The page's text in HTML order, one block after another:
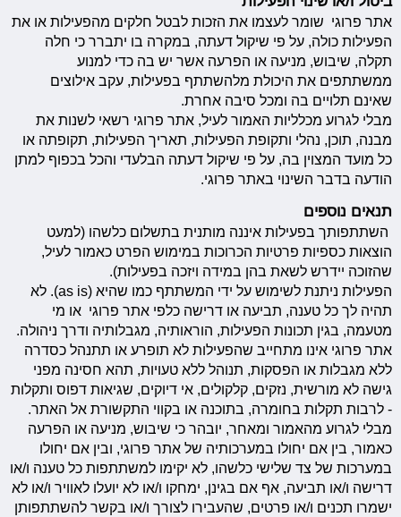
אתר פרוגי שומר לעצמו את הזכות לבטל חלקים מהפעילות או את
הפעילות כולה, על פי שיקול דעתה, במקרה בו יתברר כי חלה
תקלה, שיבוש, מניעה או הפרעה אשר יש בה כדי למנוע
ממשתתפים את היכולת מלהשתתף בפעילות, עקב אילוצים
שאינם תלויים בה ומכל סיבה אחרת.
מבלי לגרוע מכלליות האמור לעיל, אתר פרוגי רשאי לשנות את
מבנה, תוכן, נהלי ותקופת הפעילות, תאריך הפעילות, תקופתה או
כל מועד המצוין בה, על פי שיקול דעתה הבלעדי והכל בכפוף למתן
הודעה בדבר השינוי באתר פרוגי.
תנאים נוספים
השתתפותך בפעילות איננה מותנית בתשלום כלשהו (למעט
הוצאות כספיות פרטיות הכרוכות במימוש הפרט כאמור לעיל,
שהזוכה יידרש לשאת בהן במידה ויזכה בפעילות).
הפעילות ניתנת לשימוש על ידי המשתתף כמו שהיא (as is). לא
תהיה לך כל טענה, תביעה או דרישה כלפי אתר פרוגי או מי
מטעמה, בגין תכונות הפעילות, הוראותיה, מגבלותיה ודרך ניהולה.
אתר פרוגי אינו מתחייב שהפעילות לא תופרע או תתנהל כסדרה
ללא מגבלות או הפסקות, תנוהל ללא טעויות, תהא חסינה מפני
גישה לא מורשית, נזקים, קלקולים, אי דיוקים, שגיאות דפוס ותקלות
- לרבות תקלות בחומרה, בתוכנה או בקווי התקשורת אל האתר.
מבלי לגרוע מהאמור ומאחר, יובהר כי שיבוש, מניעה או הפרעה
כאמור, בין אם יחולו במערכותיה של אתר פרוגי, ובין אם יחולו
במערכות של צד שלישי כלשהו, לא יקימו למשתתפות כל טענה ו/או
דרישה ו/או תביעה, אף אם בגינן, ימחקו ו/או לא יועלו לאוויר ו/או לא
ישמרו תכנים ו/או פרטים, שהעבירו לצורך ו/או בקשר להשתתפותן